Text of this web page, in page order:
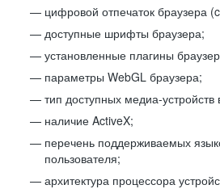
цифровой отпечаток браузера
доступные шрифты браузера;
установленные плагины
параметры WebGL браузера;
тип доступных медиа-устройств
наличие ActiveX;
перечень поддерживаемых
пользователя;
архитектура процессора